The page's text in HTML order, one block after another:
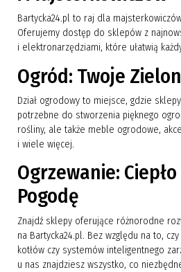
Bartycka24.pl to raj dla
Oferujemy dostęp do sklepów z
i elektronarzędziami, które ułatwią
Ogród: Twoje
Dział ogrodowy to miejsce, gdzie
potrzebne do stworzenia pięknego
rośliny, ale także meble ogrodowe,
i wiele więcej.
Ogrzewanie:
Pogodę
Znajdź sklepy oferujące różnorodne
na Bartycka24.pl. Bez względu na to,
kotłów czy systemów inteligentnego
u nas znajdziesz wszystko, co